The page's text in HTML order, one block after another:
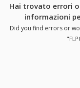
Hai trovato errori
informazioni
Did you find errors or